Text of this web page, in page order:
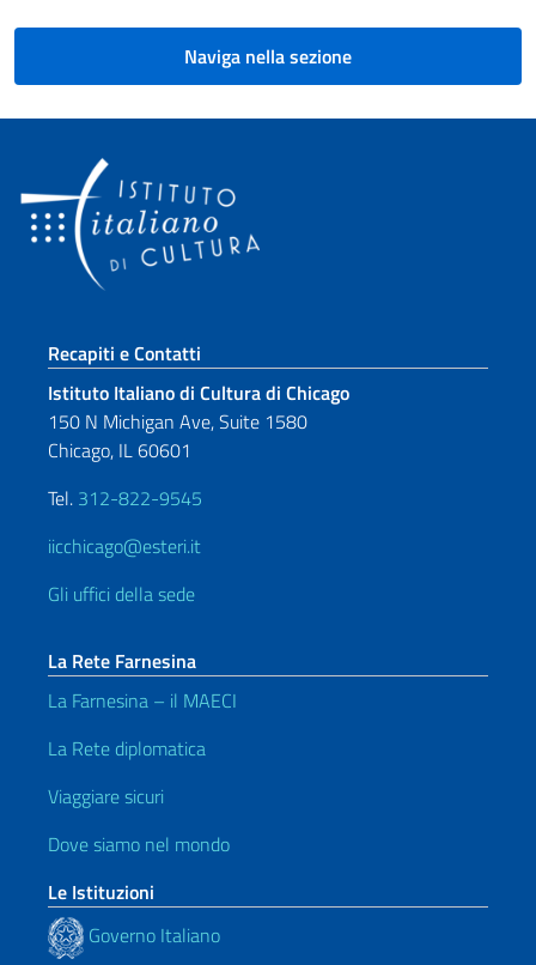
Naviga nella sezione
Sezione footer
Recapiti e Contatti
Istituto Italiano di Cultura di Chicago
150 N Michigan Ave, Suite 1580
Chicago, IL 60601
Tel. 312-822-9545
iicchicago@esteri.it
Gli uffici della sede
La Rete Farnesina
La Farnesina – il MAECI
La Rete diplomatica
Viaggiare sicuri
Dove siamo nel mondo
Le Istituzioni
Governo Italiano